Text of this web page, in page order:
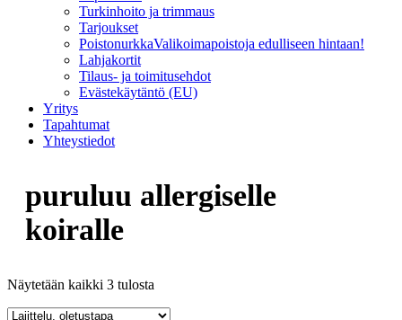
Turkinhoito ja trimmaus
Tarjoukset
PoistonurkkaValikoimapoistoja edulliseen hintaan!
Lahjakortit
Tilaus- ja toimitusehdot
Evästekäytäntö (EU)
Yritys
Tapahtumat
Yhteystiedot
puruluu allergiselle
koiralle
Näytetään kaikki 3 tulosta